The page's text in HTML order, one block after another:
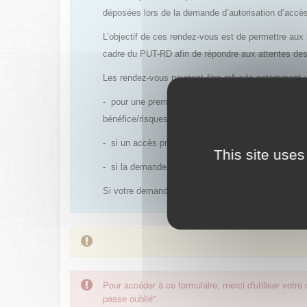
This site
déposées lors de la demande d’autorisation
L’objectif de ces rendez-vous est de permettre
cadre du PUT-RD afin de répondre aux attentes
Les rendez-vous pourront être refusés notamment :
- pour une première demande d’accès précoce
bénéfice/risques est déjà établi et qu’un PUT
- si un accès précoce antérieur a été refusé et
- si la demande de rendez-vous est réalisée trop
Si votre demande est acceptée, un rendez-vous
Pour accéder à ce formulaire, merci d'utiliser
passe oublié".